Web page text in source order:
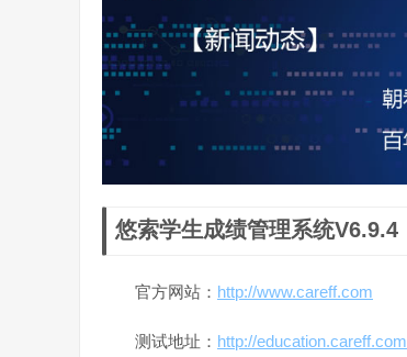
悠索学生成绩管理系统V6.9.4
官方网站： http://www.careff.com
测试地址： http://education.careff.com